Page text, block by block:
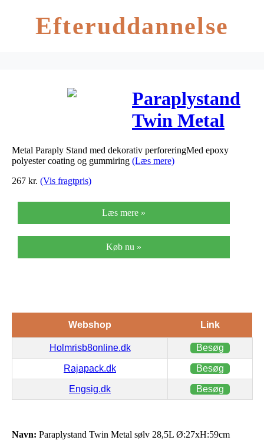
Efteruddannelse
Paraplystand
Twin Metal
sølv 28,5L
Ø:27xH:59cm
Metal Paraply Stand med dekorativ perforeringMed epoxy
polyester coating og gummiring (Læs mere)
267 kr. (Vis fragtpris)
Læs mere »
Køb nu »
Webshop Link
Holmrisb8online.dk Besøg
Rajapack.dk Besøg
Engsig.dk Besøg
Navn: Paraplystand Twin Metal sølv 28,5L Ø:27xH:59cm